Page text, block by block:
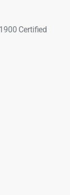
Certified